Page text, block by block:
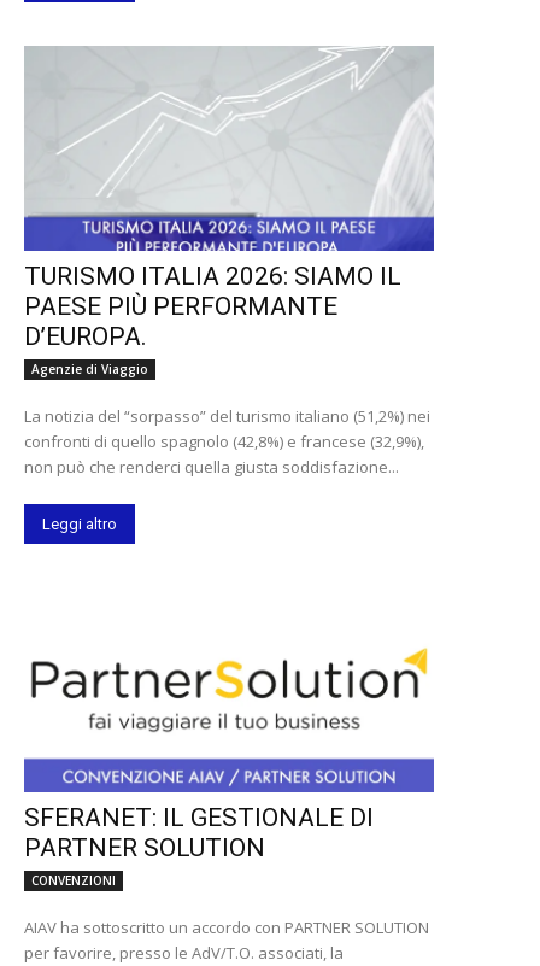
TURISMO ITALIA 2026: SIAMO IL
PAESE PIÙ PERFORMANTE
D’EUROPA.
Agenzie di Viaggio
La notizia del “sorpasso” del turismo italiano (51,2%) nei
confronti di quello spagnolo (42,8%) e francese (32,9%),
non può che renderci quella giusta soddisfazione...
Leggi altro
SFERANET: IL GESTIONALE DI
PARTNER SOLUTION
CONVENZIONI
AIAV ha sottoscritto un accordo con PARTNER SOLUTION
per favorire, presso le AdV/T.O. associati, la